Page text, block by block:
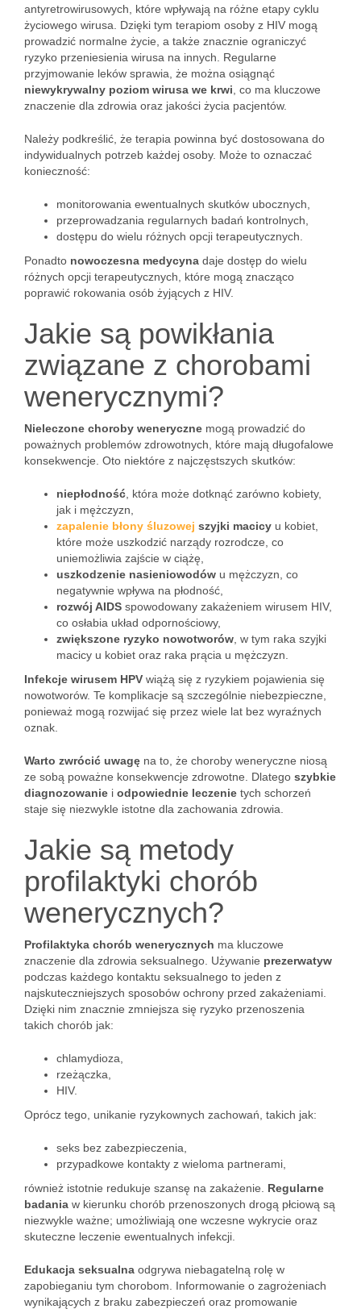
antyretrowirusowych, które wpływają na różne etapy cyklu
życiowego wirusa. Dzięki tym terapiom osoby z HIV mogą
prowadzić normalne życie, a także znacznie ograniczyć
ryzyko przeniesienia wirusa na innych. Regularne
przyjmowanie leków sprawia, że można osiągnąć
niewykrywalny poziom wirusa we krwi , co ma kluczowe
znaczenie dla zdrowia oraz jakości życia pacjentów.
Należy podkreślić, że terapia powinna być dostosowana do
indywidualnych potrzeb każdej osoby. Może to oznaczać
konieczność:
monitorowania ewentualnych skutków ubocznych,
przeprowadzania regularnych badań kontrolnych,
dostępu do wielu różnych opcji terapeutycznych.
Ponadto nowoczesna medycyna daje dostęp do wielu
różnych opcji terapeutycznych, które mogą znacząco
poprawić rokowania osób żyjących z HIV.
Jakie są powikłania
związane z chorobami
wenerycznymi?
Nieleczone choroby weneryczne mogą prowadzić do
poważnych problemów zdrowotnych, które mają długofalowe
konsekwencje. Oto niektóre z najczęstszych skutków:
niepłodność , która może dotknąć zarówno kobiety,
jak i mężczyzn,
zapalenie błony śluzowej szyjki macicy u kobiet,
które może uszkodzić narządy rozrodcze, co
uniemożliwia zajście w ciążę,
uszkodzenie nasieniowodów u mężczyzn, co
negatywnie wpływa na płodność,
rozwój AIDS spowodowany zakażeniem wirusem HIV,
co osłabia układ odpornościowy,
zwiększone ryzyko nowotworów , w tym raka szyjki
macicy u kobiet oraz raka prącia u mężczyzn.
Infekcje wirusem HPV wiążą się z ryzykiem pojawienia się
nowotworów. Te komplikacje są szczególnie niebezpieczne,
ponieważ mogą rozwijać się przez wiele lat bez wyraźnych
oznak.
Warto zwrócić uwagę na to, że choroby weneryczne niosą
ze sobą poważne konsekwencje zdrowotne. Dlatego szybkie
diagnozowanie i odpowiednie leczenie tych schorzeń
staje się niezwykle istotne dla zachowania zdrowia.
Jakie są metody
profilaktyki chorób
wenerycznych?
Profilaktyka chorób wenerycznych ma kluczowe
znaczenie dla zdrowia seksualnego. Używanie prezerwatyw
podczas każdego kontaktu seksualnego to jeden z
najskuteczniejszych sposobów ochrony przed zakażeniami.
Dzięki nim znacznie zmniejsza się ryzyko przenoszenia
takich chorób jak:
chlamydioza,
rzeżączka,
HIV.
Oprócz tego, unikanie ryzykownych zachowań, takich jak:
seks bez zabezpieczenia,
przypadkowe kontakty z wieloma partnerami,
również istotnie redukuje szansę na zakażenie. Regularne
badania w kierunku chorób przenoszonych drogą płciową są
niezwykle ważne; umożliwiają one wczesne wykrycie oraz
skuteczne leczenie ewentualnych infekcji.
Edukacja seksualna odgrywa niebagatelną rolę w
zapobieganiu tym chorobom. Informowanie o zagrożeniach
wynikających z braku zabezpieczeń oraz promowanie